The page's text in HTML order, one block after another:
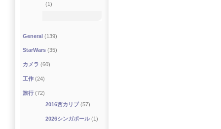
(1)
General (139)
StarWars (35)
カメラ (60)
工作 (24)
旅行 (72)
2016西カリブ(57)
2026シンガポール(1)